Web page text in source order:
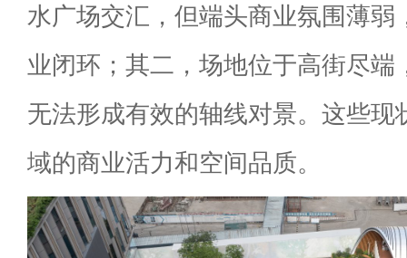
水广场交汇，但端头商业氛围薄弱
业闭环；其二，场地位于高街尽端
无法形成有效的轴线对景。这些现
域的商业活力和空间品质。